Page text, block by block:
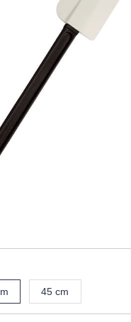
45 cm